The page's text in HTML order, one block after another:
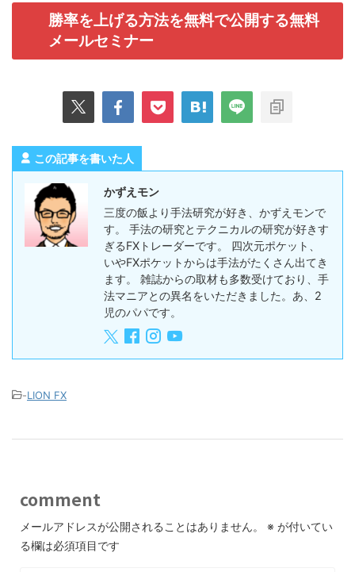
勝率を上げる方法を無料で公開する無料
メールセミナー
この記事を書いた人
かずえモン
三度の飯より手法研究が好き、かずえモンで
す。 手法の研究とテクニカルの研究が好きす
ぎるFXトレーダーです。 四次元ポケット、
いやFXポケットからは手法がたくさん出てき
ます。 雑誌からの取材も多数受けており、手
法マニアとの異名をいただきました。あ、2
児のパパです。
-LION FX
comment
メールアドレスが公開されることはありません。 ※ が付いてい
る欄は必須項目です